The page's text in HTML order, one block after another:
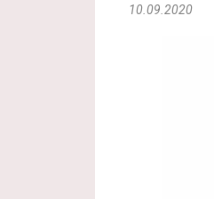
10.09.2020